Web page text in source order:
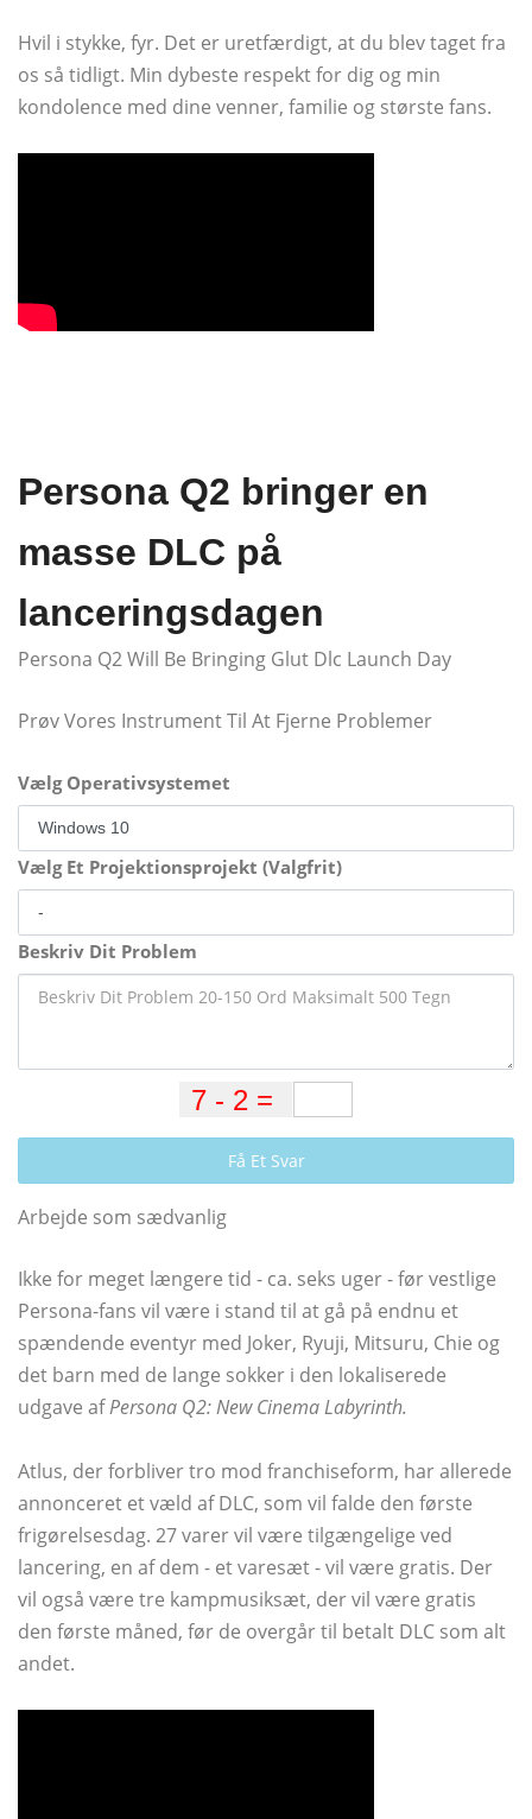
Hvil i stykke, fyr. Det er uretfærdigt, at du blev taget fra
os så tidligt. Min dybeste respekt for dig og min
kondolence med dine venner, familie og største fans.
Persona Q2 bringer en
masse DLC på
lanceringsdagen
Persona Q2 Will Be Bringing Glut Dlc Launch Day
Prøv Vores Instrument Til At Fjerne Problemer
Vælg Operativsystemet
Vælg Et Projektionsprojekt (Valgfrit)
Beskriv Dit Problem
Få Et Svar
Arbejde som sædvanlig
Ikke for meget længere tid - ca. seks uger - før vestlige
Persona-fans vil være i stand til at gå på endnu et
spændende eventyr med Joker, Ryuji, Mitsuru, Chie og
det barn med de lange sokker i den lokaliserede
udgave afPersona Q2: New Cinema Labyrinth.
Atlus, der forbliver tro mod franchiseform, har allerede
annonceret et væld af DLC, som vil falde den første
frigørelsesdag. 27 varer vil være tilgængelige ved
lancering, en af ​​dem - et varesæt - vil være gratis. Der
vil også være tre kampmusiksæt, der vil være gratis
den første måned, før de overgår til betalt DLC som alt
andet.